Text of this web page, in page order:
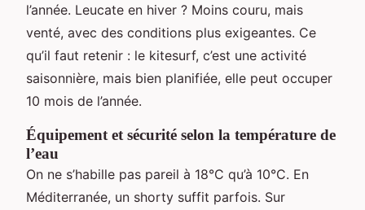
l’année. Leucate en hiver ? Moins couru, mais
venté, avec des conditions plus exigeantes. Ce
qu’il faut retenir : le kitesurf, c’est une activité
saisonnière, mais bien planifiée, elle peut occuper
10 mois de l’année.
Équipement et sécurité selon la température de
l’eau
On ne s’habille pas pareil à 18°C qu’à 10°C. En
Méditerranée, un shorty suffit parfois. Sur